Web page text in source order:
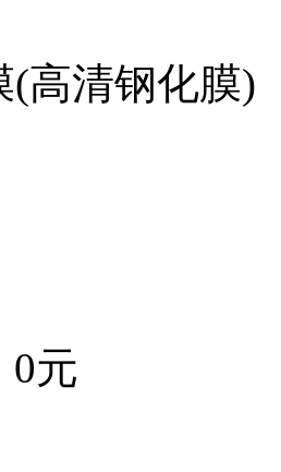
(高清钢化膜)
0元